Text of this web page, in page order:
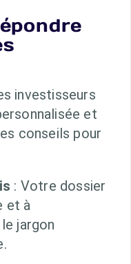
investisseurs
et
conseils pour
: Votre dossier
et à
jargon